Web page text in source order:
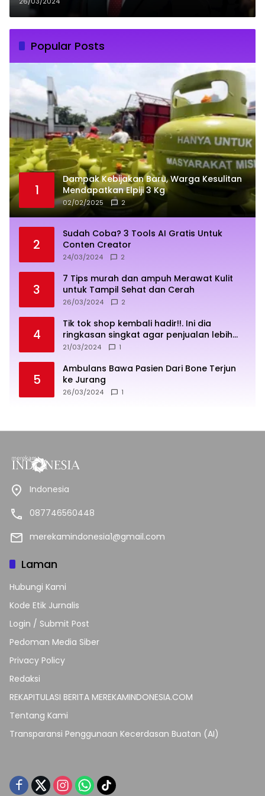
Popular Posts
1
Dampak Kebijakan Baru, Warga Kesulitan
Mendapatkan Elpiji 3 Kg
02/02/2025 2
2
Sudah Coba? 3 Tools AI Gratis Untuk
Conten Creator
24/03/2024 2
3
7 Tips murah dan ampuh Merawat Kulit
untuk Tampil Sehat dan Cerah
26/03/2024 2
4
Tik tok shop kembali hadir!!. Ini dia
ringkasan singkat agar penjualan lebih
sukses
21/03/2024 1
5
Ambulans Bawa Pasien Dari Bone Terjun
ke Jurang
26/03/2024 1
Indonesia
087746560448
merekamindonesia1@gmail.com
Laman
Hubungi Kami
Kode Etik Jurnalis
Login / Submit Post
Pedoman Media Siber
Privacy Policy
Redaksi
REKAPITULASI BERITA MEREKAMINDONESIA.COM
Tentang Kami
Transparansi Penggunaan Kecerdasan Buatan (AI)